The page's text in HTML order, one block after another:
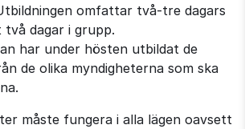
omfattar två‑tre dagars
två dagar i grupp.
har under hösten utbildat de
de olika myndigheterna som ska
måste fungera i alla lägen oavsett